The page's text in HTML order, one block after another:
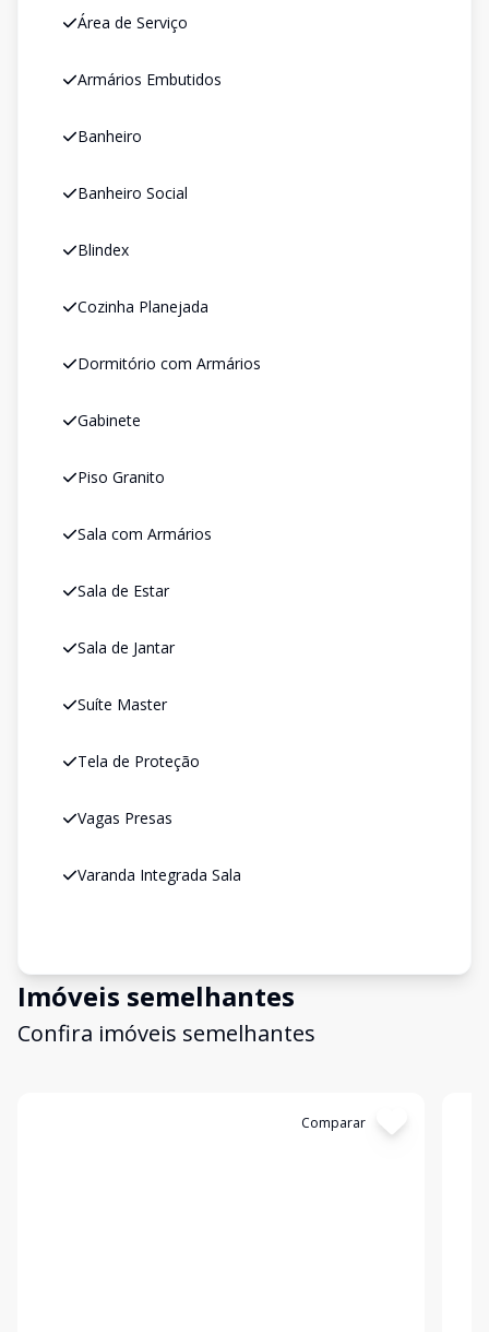
Área de Serviço
Armários Embutidos
Banheiro
Banheiro Social
Blindex
Cozinha Planejada
Dormitório com Armários
Gabinete
Piso Granito
Sala com Armários
Sala de Estar
Sala de Jantar
Suíte Master
Tela de Proteção
Vagas Presas
Varanda Integrada Sala
Imóveis semelhantes
Confira imóveis semelhantes
Comparar